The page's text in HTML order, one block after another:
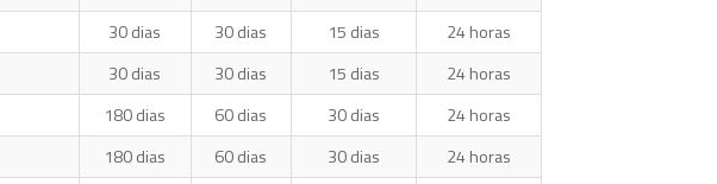
30 dias 30 dias 15 dias
24 horas
30 dias 30 dias 15 dias
24 horas
180 dias 60 dias 30 dias
24 horas
180 dias 60 dias 30 dias 24 horas